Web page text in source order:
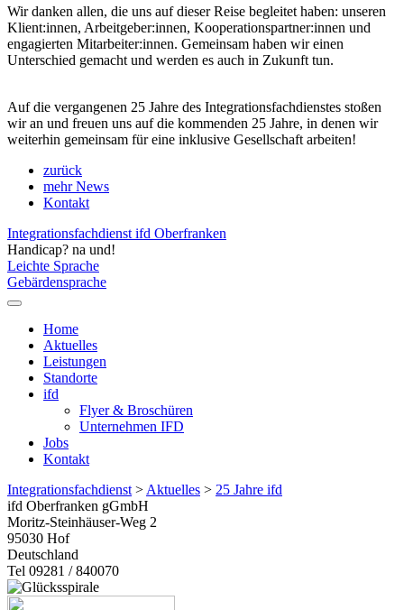
Wir danken allen, die uns auf dieser Reise begleitet haben: unseren
Klient:innen, Arbeitgeber:innen, Kooperationspartner:innen und
engagierten Mitarbeiter:innen. Gemeinsam haben wir einen
Unterschied gemacht und werden es auch in Zukunft tun.
Auf die vergangenen 25 Jahre des Integrationsfachdienstes stoßen
wir an und freuen uns auf die kommenden 25 Jahre, in denen wir
weiterhin gemeinsam für eine inklusive Gesellschaft arbeiten!
zurück
mehr News
Kontakt
Integrationsfachdienst ifd Oberfranken
Handicap? na und!
Leichte Sprache
Gebärdensprache
Home
Aktuelles
Leistungen
Standorte
ifd
Flyer & Broschüren
Unternehmen IFD
Jobs
Kontakt
Integrationsfachdienst > Aktuelles > 25 Jahre ifd
ifd Oberfranken gGmbH
Moritz-Steinhäuser-Weg 2
95030 Hof
Deutschland
Tel 09281 / 840070